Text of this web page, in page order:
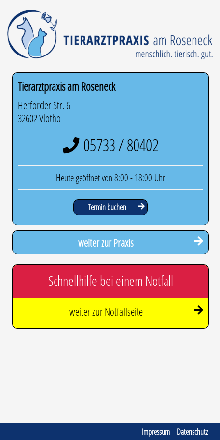
Tierarztpraxis am Roseneck
Herforder Str. 6
32602 Vlotho
05733 / 80402
Heute geöffnet von 8:00 - 18:00 Uhr
Termin buchen
weiter zur Praxis
Schnellhilfe bei einem Notfall
weiter zur Notfallseite
Impressum Datenschutz